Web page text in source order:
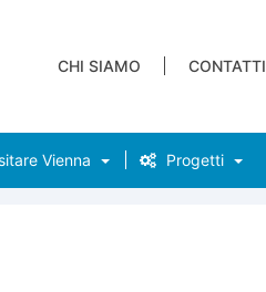
CHI SIAMO CONTATTI
Vienna Progetti